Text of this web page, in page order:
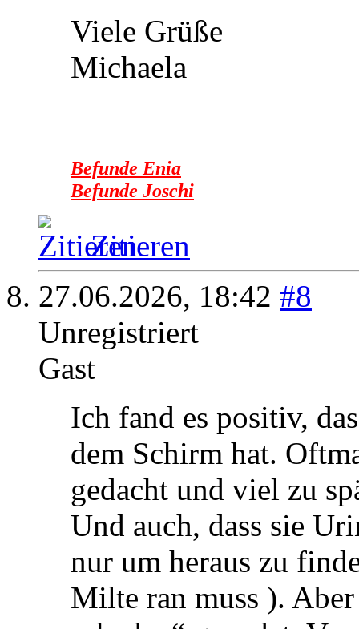
Viele Grüße
Michaela
Befunde Enia
Befunde Joschi
Zitieren
27.06.2026, 18:42 #8
Unregistriert
Gast
Ich fand es positiv,
dem Schirm hat.
gedacht und viel zu
Und auch, dass sie
nur um heraus zu
Milte ran muss ).